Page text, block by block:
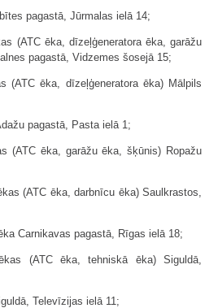
pagastā, Jūrmalas ielā 14;
(ATC ēka, dīzeļģeneratora ēka, garāžu
pagastā, Vidzemes šosejā 15;
(ATC ēka, dīzeļģeneratora ēka) Mālpils
pagastā, Pasta ielā 1;
(ATC ēka, garāžu ēka, šķūnis) Ropažu
(ATC ēka, darbnīcu ēka) Saulkrastos,
Carnikavas pagastā, Rīgas ielā 18;
(ATC ēka, tehniskā ēka) Siguldā,
Televīzijas ielā 11;